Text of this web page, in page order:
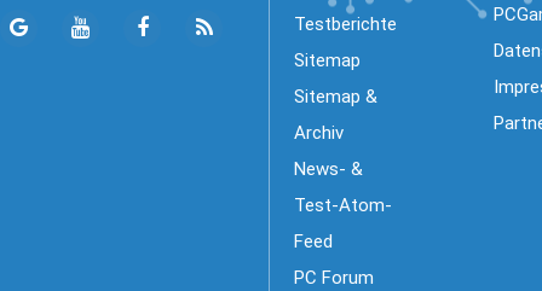
Testberichte
Sitemap
Sitemap &
Archiv
News- &
Test-Atom-
Feed
PC Forum